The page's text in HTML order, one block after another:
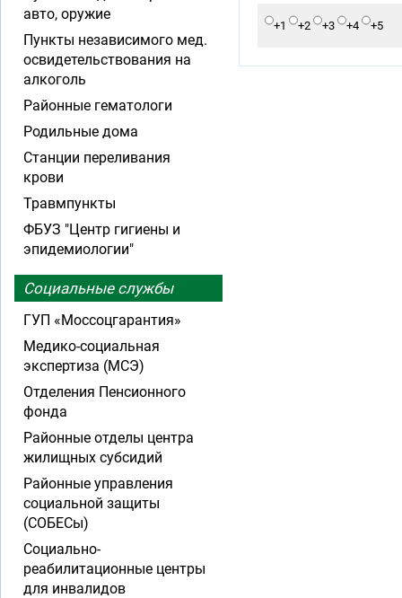
+1 +2 +3 +4 +5
авто, оружие
Пункты независимого мед.
освидетельствования на
алкоголь
Районные гематологи
Родильные дома
Станции переливания
крови
Травмпункты
ФБУЗ "Центр гигиены и
эпидемиологии"
Социальные службы
ГУП «Моссоцгарантия»
Медико-социальная
экспертиза (МСЭ)
Отделения Пенсионного
фонда
Районные отделы центра
жилищных субсидий
Районные управления
социальной защиты
(СОБЕСы)
Социально-
реабилитационные центры
для инвалидов